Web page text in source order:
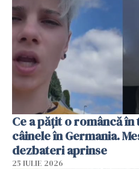
Ce a pățit o româncă
câinele în Germania.
dezbateri aprinse
25 IULIE 2026